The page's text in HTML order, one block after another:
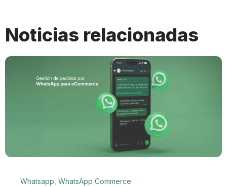
Noticias relacionadas
Whatsapp WhatsApp Commerce